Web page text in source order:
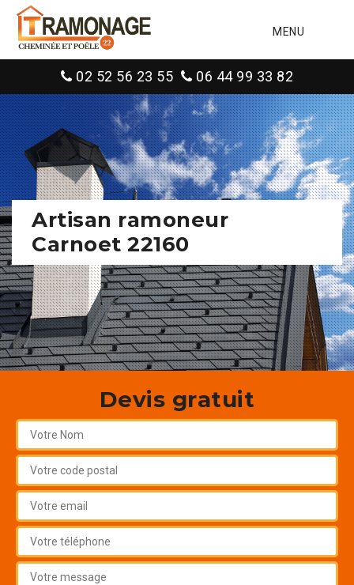
MENU
02 52 56 23 55 06 44 99 33 82
Artisan ramoneur
Carnoet 22160
Devis gratuit